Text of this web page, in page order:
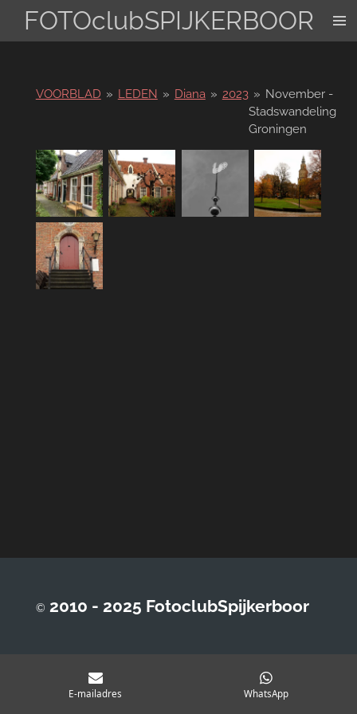
directFOTOclubSPIJKERBOOR
VOORBLAD » LEDEN » Diana » 2023 » November -
Stadswandeling
Groningen
© 2010 - 2025 FotoclubSpijkerboor
E-mailadres WhatsApp